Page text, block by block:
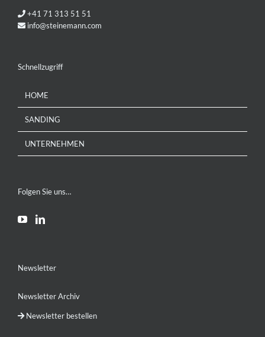
+41 71 313 51 51
info@steinemann.com
Schnellzugriff
HOME
SANDING
UNTERNEHMEN
Folgen Sie uns…
Newsletter
Newsletter Archiv
Newsletter bestellen